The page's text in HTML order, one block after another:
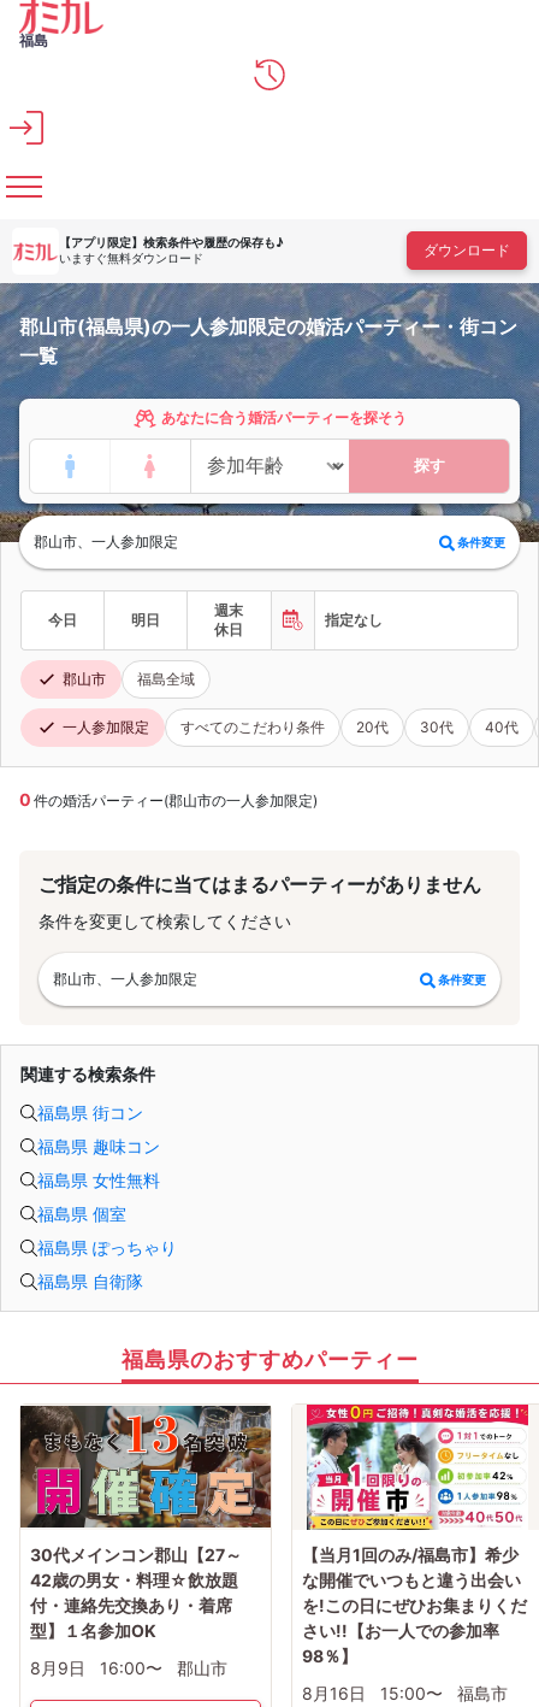
メインコンテンツへスキップ
福島
【アプリ限定】 検索条件や履歴の保存も♪
いますぐ無料ダウンロード
ダウンロード
郡山市(福島県)の一人参加限定の婚活パーティー・街コン
一覧
あなたに合う婚活パーティーを探そう
探す
郡山市、一人参加限定 条件変更
今日 明日
週末
休日
指定なし
郡山市 福島全域
一人参加限定 すべてのこだわり条件 20代 30代 40代
0 件の婚活パーティー(郡山市の一人参加限定)
ご指定の条件に当てはまるパーティーがありません
条件を変更して検索してください
郡山市、一人参加限定 条件変更
関連する検索条件
福島県 街コン
福島県 趣味コン
福島県 女性無料
福島県 個室
福島県 ぽっちゃり
福島県 自衛隊
福島県のおすすめパーティー
30代メインコン郡山【27～
42歳の男女・料理☆飲放題
付・連絡先交換あり・着席
型】１名参加OK
8月9日
16:00〜 郡山市
【当月1回のみ/福島市】希少
な開催でいつもと違う出会い
を!この日にぜひお集まりくだ
さい!!【お一人での参加率
98％】
8月16日
15:00〜 福島市